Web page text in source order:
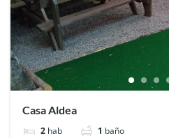
Casa Aldea
2 hab 1 baño